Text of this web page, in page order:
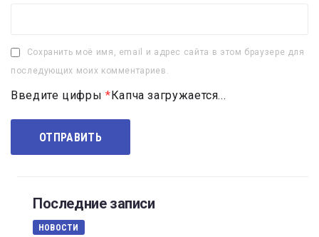
Сохранить моё имя, email и адрес сайта в этом браузере для
последующих моих комментариев.
Введите цифры * Капча загружается...
Последние записи
НОВОСТИ